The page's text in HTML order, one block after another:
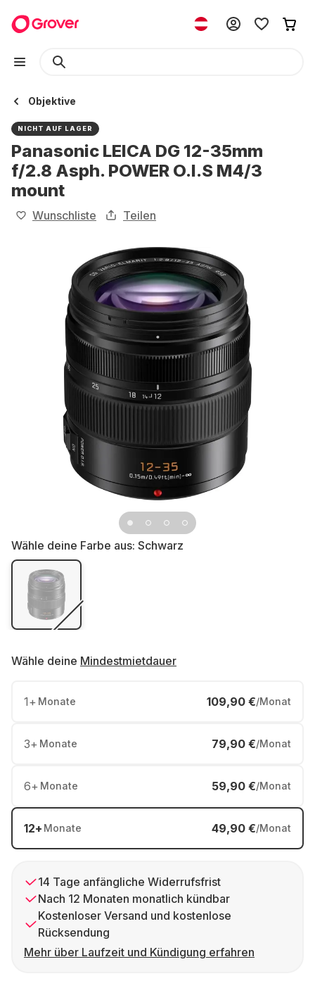
Objektive
NICHT AUF LAGER
Panasonic LEICA DG 12-35mm
f/2.8 Asph. POWER O.I.S M4/3
mount
Wunschliste Teilen
Wähle deine Farbe aus: Schwarz
Wähle deine Mindestmietdauer
1+ Monate 109,90 €/Monat
3+ Monate 79,90 €/Monat
6+ Monate 59,90 €/Monat
12+ Monate 49,90 €/Monat
14 Tage anfängliche Widerrufsfrist
Nach 12 Monaten monatlich kündbar
Kostenloser Versand und kostenlose
Rücksendung
Mehr über Laufzeit und Kündigung erfahren